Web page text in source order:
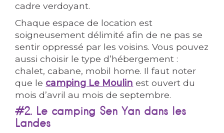
cadre verdoyant.
Chaque espace de location est
soigneusement délimité afin de ne pas se
sentir oppressé par les voisins. Vous pouvez
aussi choisir le type d’hébergement :
chalet, cabane, mobil home. Il faut noter
que le camping Le Moulin est ouvert du
mois d’avril au mois de septembre.
#2. Le camping Sen Yan dans les
Landes